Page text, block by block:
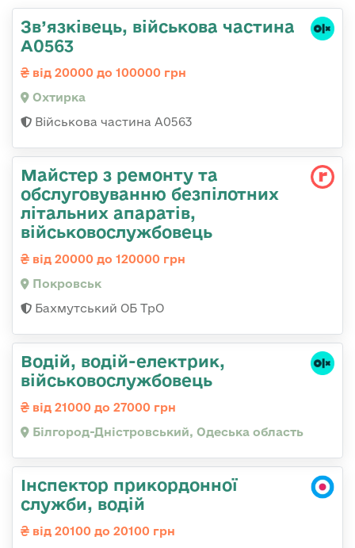
Зв’язківець, військова частина
А0563
від 20000 до 100000 грн
Охтирка
Військова частина А0563
Майстер з ремонту та
обслуговуванню безпілотних
літальних апаратів,
військовослужбовець
від 20000 до 120000 грн
Покровськ
Бахмутський ОБ ТрО
Водій, водій-електрик,
військовослужбовець
від 21000 до 27000 грн
Білгород-Дністровський, Одеська область
Інспектор прикордонної
служби, водій
від 20100 до 20100 грн